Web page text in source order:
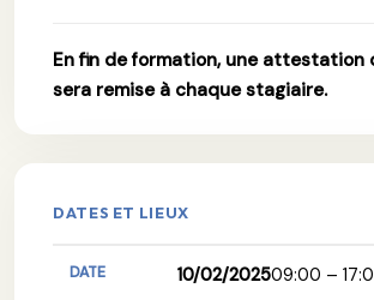
En fin de formation, une attestation
sera remise à chaque stagiaire.
DATES ET LIEUX
10/02/202509:00 –